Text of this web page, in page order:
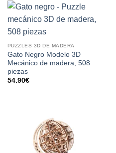
PUZZLES 3D DE MADERA
Gato Negro Modelo 3D
Mecánico de madera, 508
piezas
54.90€